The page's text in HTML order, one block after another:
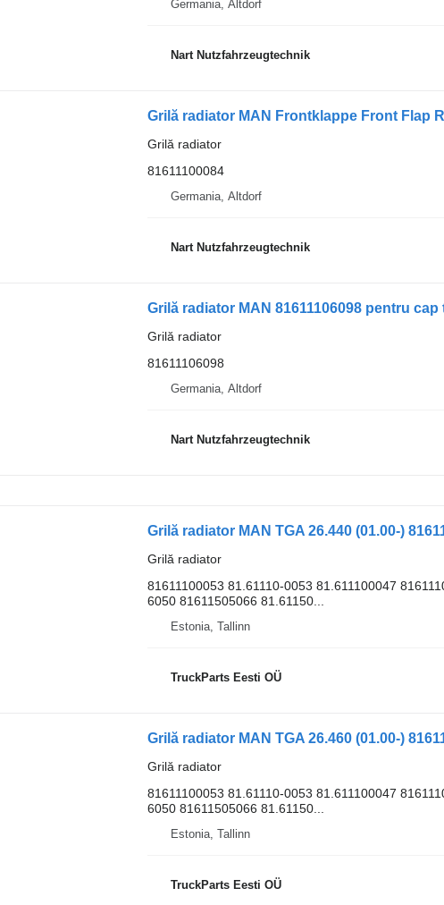
Germania, Altdorf
Nart Nutzfahrzeugtechnik
Grilă radiator MAN Frontklappe Front Flap
Grilă radiator
81611100084
Germania, Altdorf
Nart Nutzfahrzeugtechnik
Grilă radiator MAN 81611106098 pentru cap
Grilă radiator
81611106098
Germania, Altdorf
Nart Nutzfahrzeugtechnik
Grilă radiator
81611100053 81.61110-0053 81.611100047
6050 81611505066 81.61150...
Estonia, Tallinn
TruckParts Eesti OÜ
Grilă radiator
81611100053 81.61110-0053 81.611100047
6050 81611505066 81.61150...
Estonia, Tallinn
TruckParts Eesti OÜ